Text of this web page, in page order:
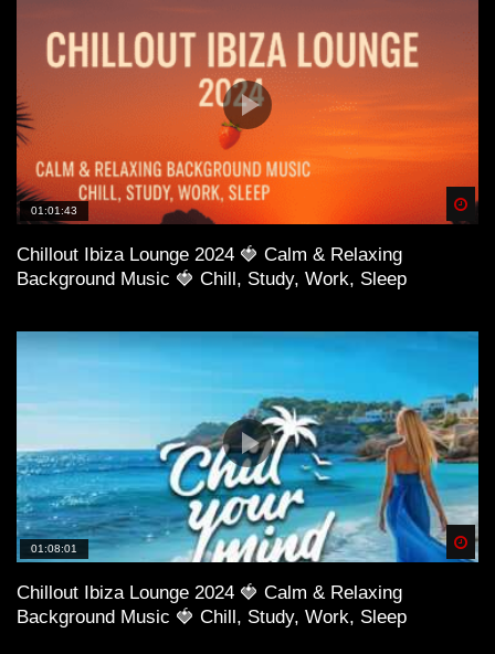
01:01:43
Chillout Ibiza Lounge 2024 🍓 Calm & Relaxing
Background Music 🍓 Chill, Study, Work, Sleep
01:08:01
Chillout Ibiza Lounge 2024 🍓 Calm & Relaxing
Background Music 🍓 Chill, Study, Work, Sleep